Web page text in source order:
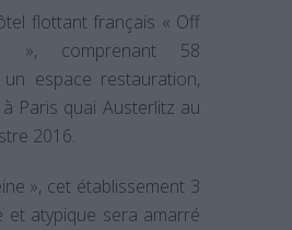
flottant français « Off
», comprenant 58
espace restauration,
Paris quai Austerlitz au
2016.
», cet établissement 3
et atypique sera amarré